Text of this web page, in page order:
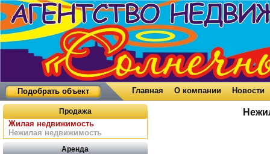
Подобрать объект Главная О компании Новости
Продажа
Жилая недвижимость
Нежилая недвижимость
Аренда